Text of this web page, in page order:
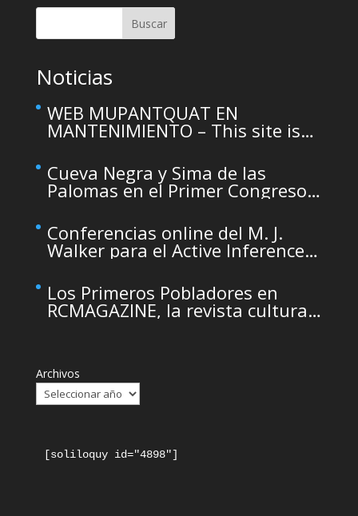
pattern Buscar
Noticias
WEB MUPANTQUAT EN
MANTENIMIENTO – This site is
maintenance
Cueva Negra y Sima de las
Palomas en el Primer Congreso
Murcia organizado por el CDL
Conferencias online del M. J.
Walker para el Active Inference
Los Primeros Pobladores en
RCMAGAZINE, la revista cultural
Archivos
[soliloquy id="4898"]